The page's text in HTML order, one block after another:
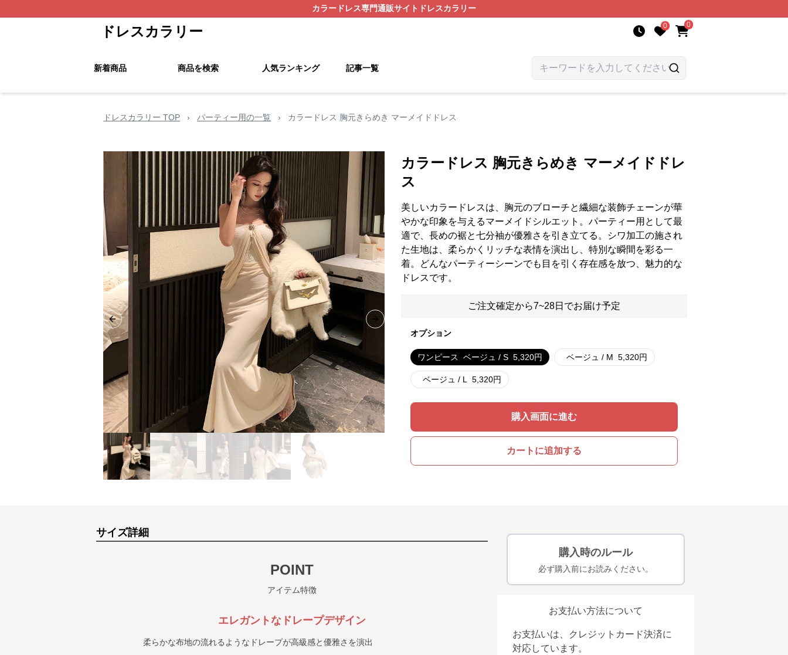
カラードレス専門通販サイト ドレスカラリー
ドレスカラリー 0 0
新着商品 商品を検索 人気ランキング 記事一覧
ドレスカラリー TOP › パーティー用の一覧 › カラードレス 胸元きらめき マーメイドドレス
Previous slide Next slide
カラードレス 胸元きらめき マーメイドドレ
ス
美しいカラードレスは、胸元のブローチと繊細な装飾チェーンが華
やかな印象を与えるマーメイドシルエット。パーティー用として最
適で、長めの裾と七分袖が優雅さを引き立てる。シワ加工の施され
た生地は、柔らかくリッチな表情を演出し、特別な瞬間を彩る一
着。どんなパーティーシーンでも目を引く存在感を放つ、魅力的な
ドレスです。
ご注文確定から7~28日でお届け予定
オプション
ワンピース ベージュ / S 5,320円 ベージュ / M 5,320円
ベージュ / L 5,320円
購入画面に進む
カートに追加する
サイズ詳細
POINT
アイテム特徴
エレガントなドレープデザイン
柔らかな布地の流れるようなドレープが高級感と優雅さを演出
購入時のルール
必ず購入前にお読みください。
お支払い方法について
お支払いは、クレジットカード決済に
対応しています。